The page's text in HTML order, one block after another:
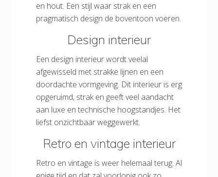
en hout. Een stijl waar strak en een
pragmatisch design de boventoon voeren.
Design interieur
Een design interieur wordt veelal
afgewisseld met strakke lijnen en een
doordachte vormgeving. Dit interieur is erg
opgeruimd, strak en geeft veel aandacht
aan luxe en technische hoogstandjes. Het
liefst onzichtbaar weggewerkt.
Retro en vintage interieur
Retro en vintage is weer helemaal terug. Al